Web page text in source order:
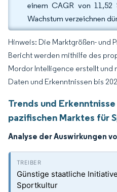
einem CAGR von 11,52
Wachstum verzeichnen
Hinweis: Die Marktgrößen- und
Bericht werden mithilfe des
Mordor Intelligence erstellt
Daten und Erkenntnissen bis
Trends und
pazifischen Marktes für
Analyse der Auswirkungen
Günstige staatliche
Sportkultur